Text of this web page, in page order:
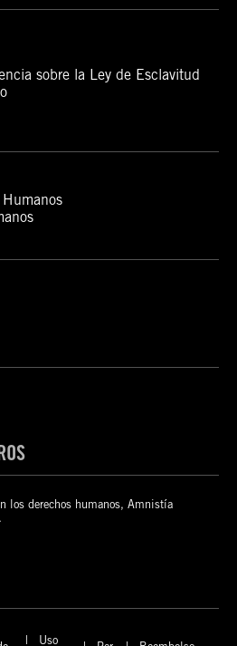
sobre la Ley de Esclavitud
los derechos humanos, Amnistía
Uso